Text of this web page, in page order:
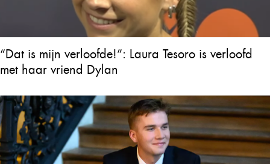
“Dat is mijn verloofde!”: Laura Tesoro is verloofd
met haar vriend Dylan